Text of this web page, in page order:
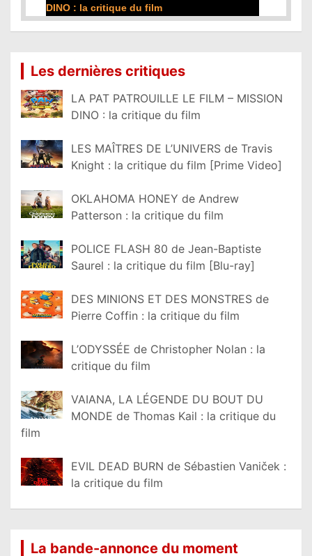
DINO : la critique du film
Les dernières critiques
LA PAT PATROUILLE LE FILM – MISSION
DINO : la critique du film
LES MAÎTRES DE L’UNIVERS de Travis
Knight : la critique du film [Prime Video]
OKLAHOMA HONEY de Andrew
Patterson : la critique du film
POLICE FLASH 80 de Jean-Baptiste
Saurel : la critique du film [Blu-ray]
DES MINIONS ET DES MONSTRES de
Pierre Coffin : la critique du film
L’ODYSSÉE de Christopher Nolan : la
critique du film
VAIANA, LA LÉGENDE DU BOUT DU
MONDE de Thomas Kail : la critique du
film
EVIL DEAD BURN de Sébastien Vaniček :
la critique du film
La bande-annonce du moment